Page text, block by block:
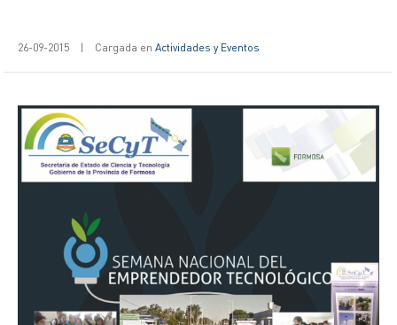
26-09-2015 | Cargada en Actividades y Eventos